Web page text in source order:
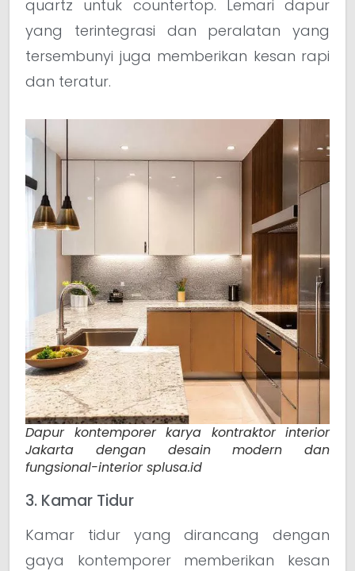
quartz untuk countertop. Lemari dapur
yang terintegrasi dan peralatan yang
tersembunyi juga memberikan kesan rapi
dan teratur.
Dapur kontemporer karya kontraktor interior
Jakarta dengan desain modern dan
fungsional-interior splusa.id
3. Kamar Tidur
Kamar tidur yang dirancang dengan
gaya kontemporer memberikan kesan